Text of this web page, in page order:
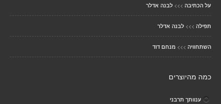
על הכתיבה >>> לבנה אדלר
תפילה >>> לבנה אדלר
השתחוויה >>> מנחם דוד
כמה מהיוצרים
ענוותך תרבני